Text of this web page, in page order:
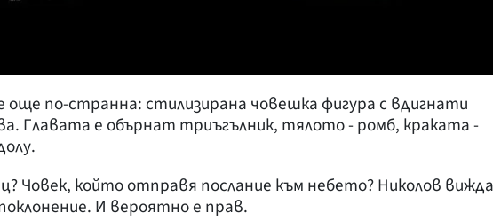
по-странна: стилизирана човешка фигура с вдигнати
Главата е обърнат триъгълник, тялото - ромб, краката -
Човек, който отправя послание към небето? Николов вижда
И вероятно е прав.